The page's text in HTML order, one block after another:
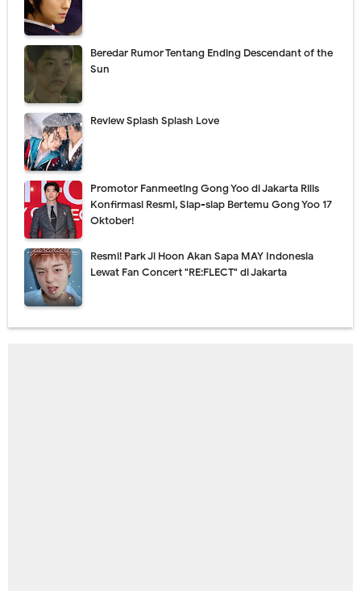
Beredar Rumor Tentang Ending Descendant of the
Sun
Review Splash Splash Love
Promotor Fanmeeting Gong Yoo di Jakarta Rilis
Konfirmasi Resmi, Siap-siap Bertemu Gong Yoo 17
Oktober!
Resmi! Park Ji Hoon Akan Sapa MAY Indonesia
Lewat Fan Concert "RE:FLECT" di Jakarta